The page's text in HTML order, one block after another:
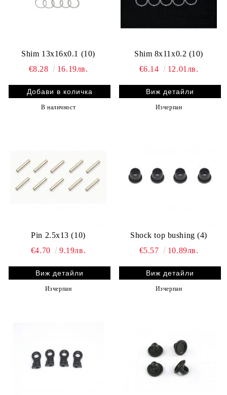
Shim 13x16x0.1 (10)
€8.28
16.19лв.
В наличност
Shim 8x11x0.2 (10)
€6.14
12.01лв.
Виж детайли
Изчерпан
Pin 2.5x13 (10)
€4.70
9.19лв.
Виж детайли
Изчерпан
Shock top bushing (4)
€5.57
10.89лв.
Виж детайли
Изчерпан